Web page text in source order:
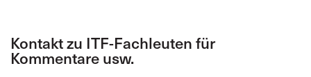
Kontakt zu ITF-Fachleuten für
Kommentare usw.